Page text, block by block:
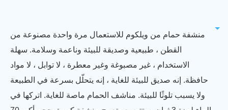
منشفة حمام من ويلكوم للاستعمال مرة واحدة مصنوعة من
القطن ، طبيعية وصديقة للبيئة وناعمة وسلامة. سهلة
الاستخدام ، غير مصبوغة وغير معطرة ، لا توابل ، لا مواد
حافظة. إنه صديق للبيئة للغاية ، إنه يتحلّل بسرعة في الطبيعة
ولا يسبب تلوثًا للبيئة. مناشف الحمام ماصة للغاية. اتركها في